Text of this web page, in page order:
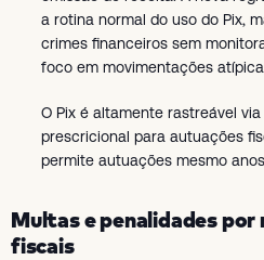
a rotina normal do uso do Pix,
crimes financeiros sem
foco em movimentações
O Pix é altamente rastreável
prescricional para autuações
permite autuações mesmo
Multas e penalidades por
fiscais